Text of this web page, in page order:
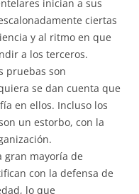
inician a sus
ciertas
y al ritmo en que
a los terceros.
pruebas son
se dan cuenta que
en ellos. Incluso los
un estorbo, con la
gran mayoría de
con la defensa de
lo que